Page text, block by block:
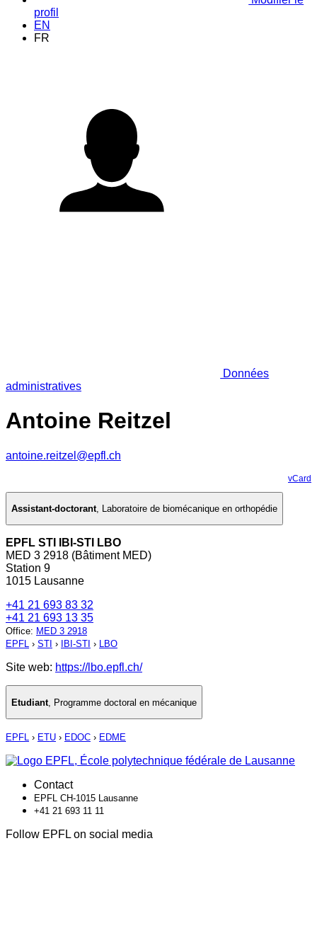
profil
EN
FR
Données
administratives
Antoine Reitzel
antoine.reitzel@epfl.ch
vCard
Assistant-doctorant, Laboratoire de biomécanique en orthopédie
EPFL STI IBI-STI LBO
MED 3 2918 (Bâtiment MED)
Station 9
1015 Lausanne
+41 21 693 83 32
+41 21 693 13 35
Office: MED 3 2918
EPFL › STI › IBI-STI › LBO
Site web: https://lbo.epfl.ch/
Etudiant Programme doctoral en mécanique
EPFL › ETU › EDOC › EDME
Contact
EPFL CH-1015 Lausanne
+41 21 693 11 11
Follow EPFL on social media